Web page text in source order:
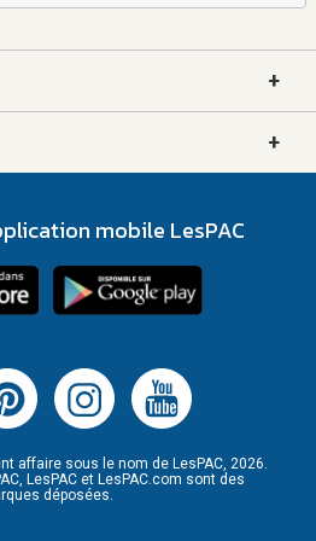
+
+
mobile LesPAC
affaire sous le nom de LesPAC, 2026.
LesPAC et LesPAC.com sont des
déposées.